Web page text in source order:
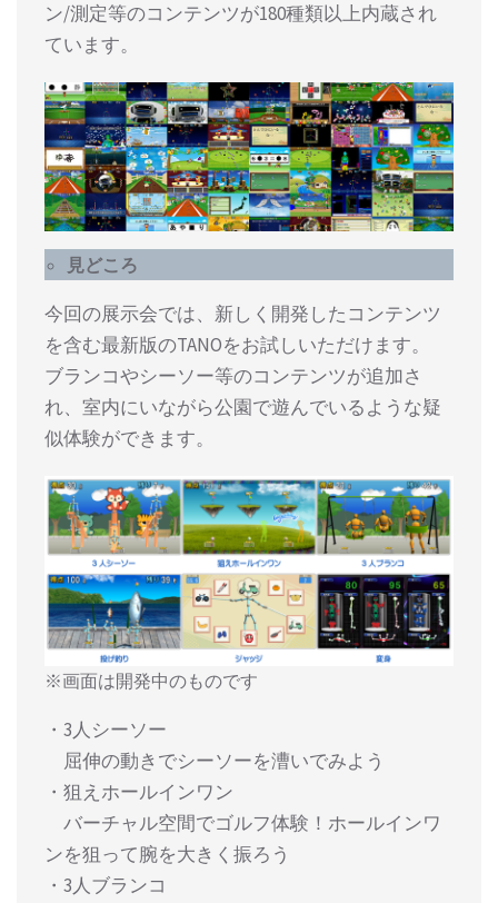
ン/測定等のコンテンツが180種類以上内蔵され
ています。
見どころ
今回の展示会では、新しく開発したコンテンツ
を含む最新版のTANOをお試しいただけます。
ブランコやシーソー等のコンテンツが追加さ
れ、室内にいながら公園で遊んでいるような疑
似体験ができます。
※画面は開発中のものです
・3人シーソー
屈伸の動きでシーソーを漕いでみよう
・狙えホールインワン
バーチャル空間でゴルフ体験！ホールインワ
ンを狙って腕を大きく振ろう
・3人ブランコ